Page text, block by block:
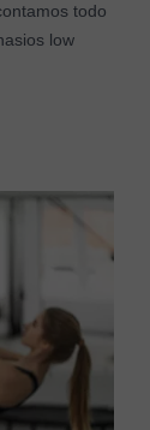
todo
low